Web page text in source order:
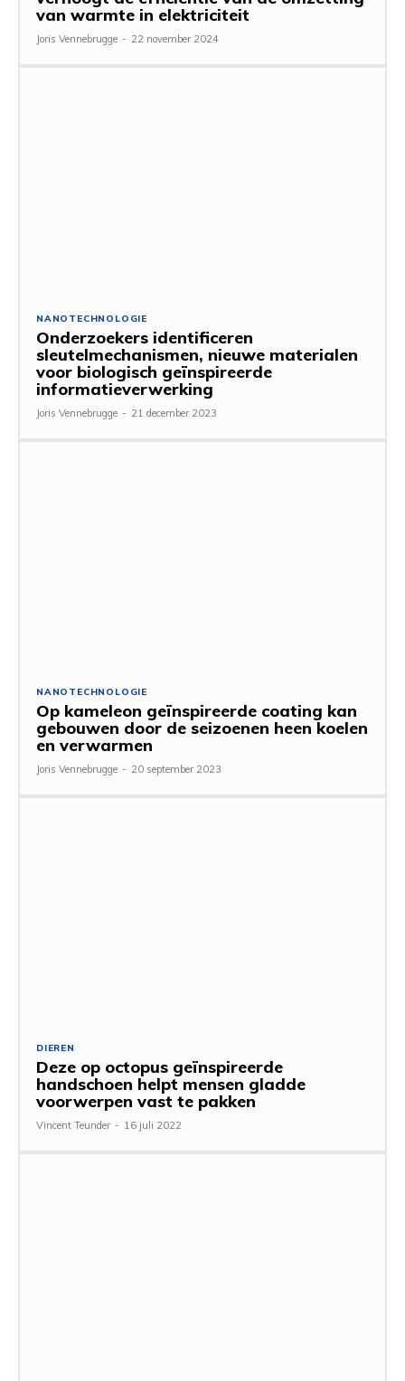
van warmte in elektriciteit
Joris Vennebrugge - 22 november 2024
NANOTECHNOLOGIE
Onderzoekers identificeren
sleutelmechanismen, nieuwe materialen
voor biologisch geïnspireerde
informatieverwerking
Joris Vennebrugge - 21 december 2023
NANOTECHNOLOGIE
Op kameleon geïnspireerde coating kan
gebouwen door de seizoenen heen koelen
en verwarmen
Joris Vennebrugge - 20 september 2023
DIEREN
Deze op octopus geïnspireerde
handschoen helpt mensen gladde
voorwerpen vast te pakken
Vincent Teunder - 16 juli 2022